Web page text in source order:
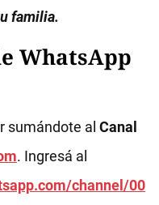
familia.
WhatsApp
sumándote al Canal
. Ingresá al
channel/00